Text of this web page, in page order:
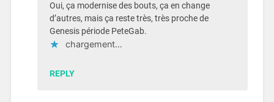
Oui, ça modernise des bouts, ça en change
d’autres, mais ça reste très, très proche de
Genesis période PeteGab.
chargement…
REPLY